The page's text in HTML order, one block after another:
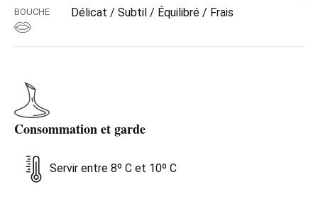
BOUCHE Délicat / Subtil / Équilibré / Frais
Consommation et garde
Servir entre 8º C et 10º C